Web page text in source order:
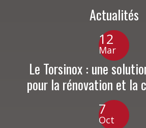
Actualités
12
Mar
Le Torsinox : une
pour la rénovation et la
7
Oct